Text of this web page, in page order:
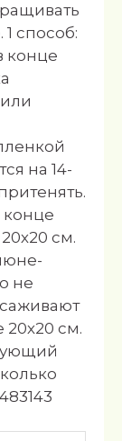
способ:
конце
на 14-
конце
см.
не
20х20 см.